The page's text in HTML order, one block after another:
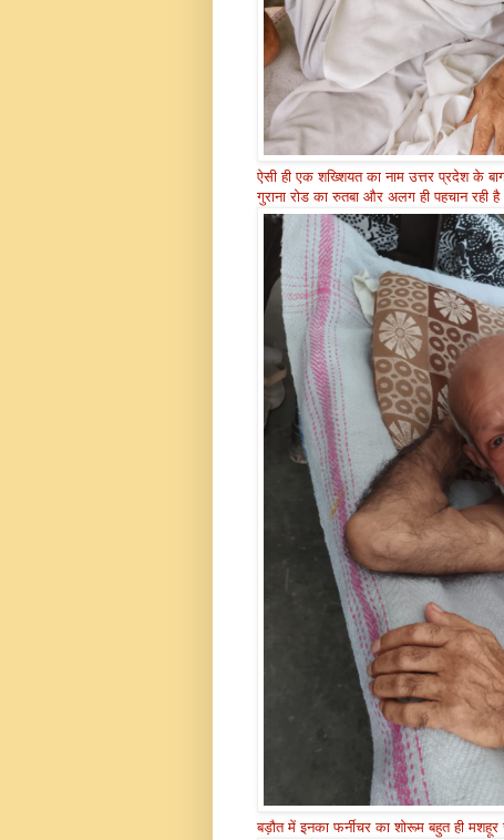
ऐसी ही एक शख्शियत का नाम उत्तर प्रदेश के
गुराना रोड का रुतबा और अलग ही पहचान रही
बड़ौत में इनका फर्नीचर का शोरूम बहुत ही मशहूर